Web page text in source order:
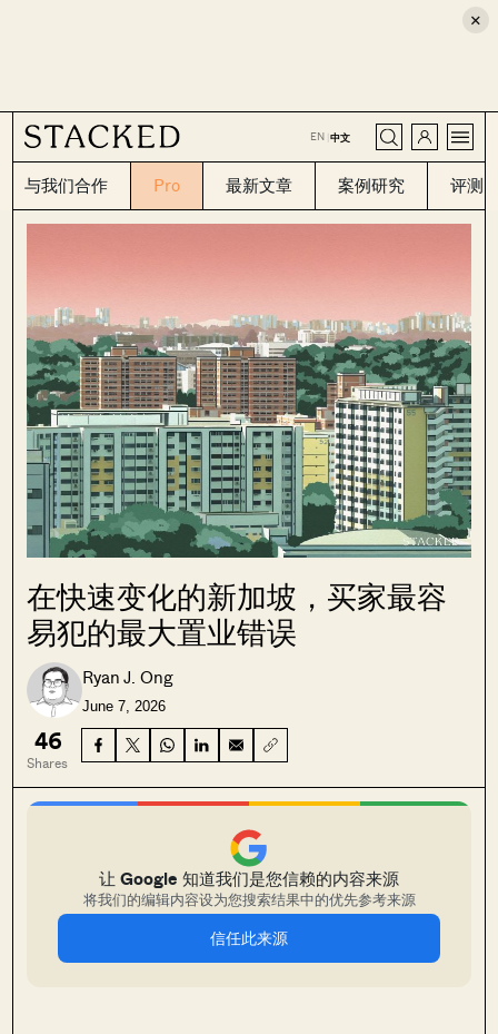
×
EN |中文
与我们合作 Pro 最新文章 案例研究 评测
CLOSE
在快速变化的新加坡，买家最容
易犯的最大置业错误
Ryan J. Ong
June 7, 2026
46
Shares
让 Google 知道我们是您信赖的内容来源
将我们的编辑内容设为您搜索结果中的优先参考来源
信任此来源